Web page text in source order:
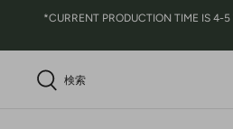
テ
*CURRENT PRODUCTION TIME IS
検索